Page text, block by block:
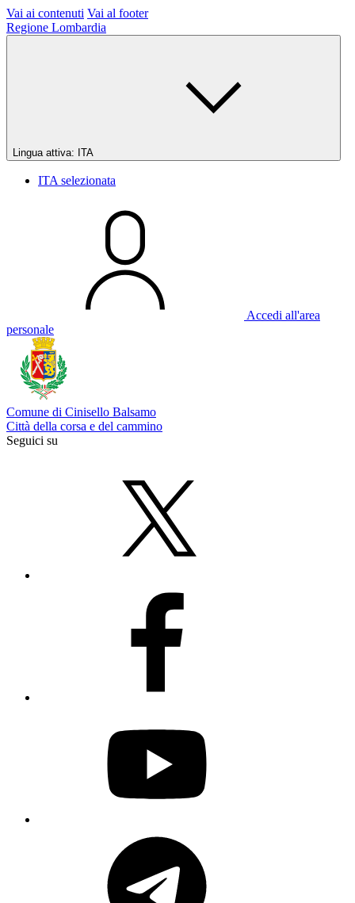
Vai ai contenuti Vai al footer
Regione Lombardia
Lingua attiva: ITA
ITA selezionata
Accedi all'area
personale
Comune di Cinisello Balsamo
Città della corsa e del cammino
Seguici su